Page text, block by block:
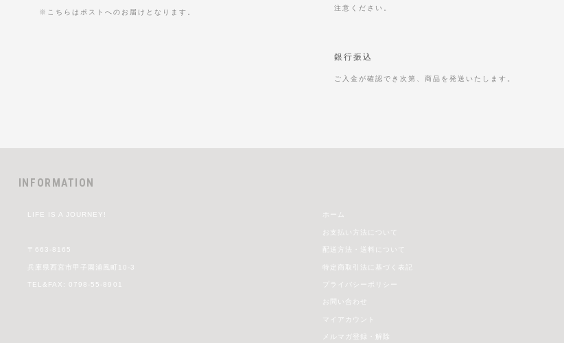
※こちらはポストへのお届けとなります。
注意ください。
銀行振込
ご入金が確認でき次第、商品を発送いたします。
INFORMATION
LIFE IS A JOURNEY!
〒663-8165
兵庫県西宮市甲子園浦風町10-3
TEL&FAX: 0798-55-8901
ホーム
お支払い方法について
配送方法・送料について
特定商取引法に基づく表記
プライバシーポリシー
お問い合わせ
マイアカウント
メルマガ登録・解除